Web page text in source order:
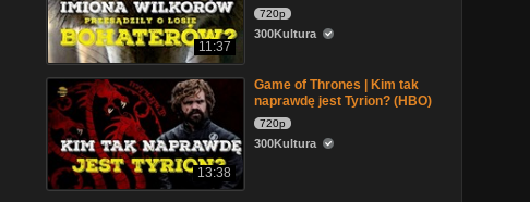
11:37
720p
300Kultura
13:38
Game of Thrones | Kim tak
naprawdę jest Tyrion? (HBO)
720p
300Kultura